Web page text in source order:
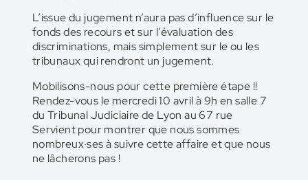
L’issue du jugement n’aura pas d’influence sur le
fonds des recours et sur l’évaluation des
discriminations, mais simplement sur le ou les
tribunaux qui rendront un jugement.
Mobilisons-nous pour cette première étape !!
Rendez-vous le mercredi 10 avril à 9h en salle 7
du Tribunal Judiciaire de Lyon au 67 rue
Servient pour montrer que nous sommes
nombreux·ses à suivre cette affaire et que nous
ne lâcherons pas !